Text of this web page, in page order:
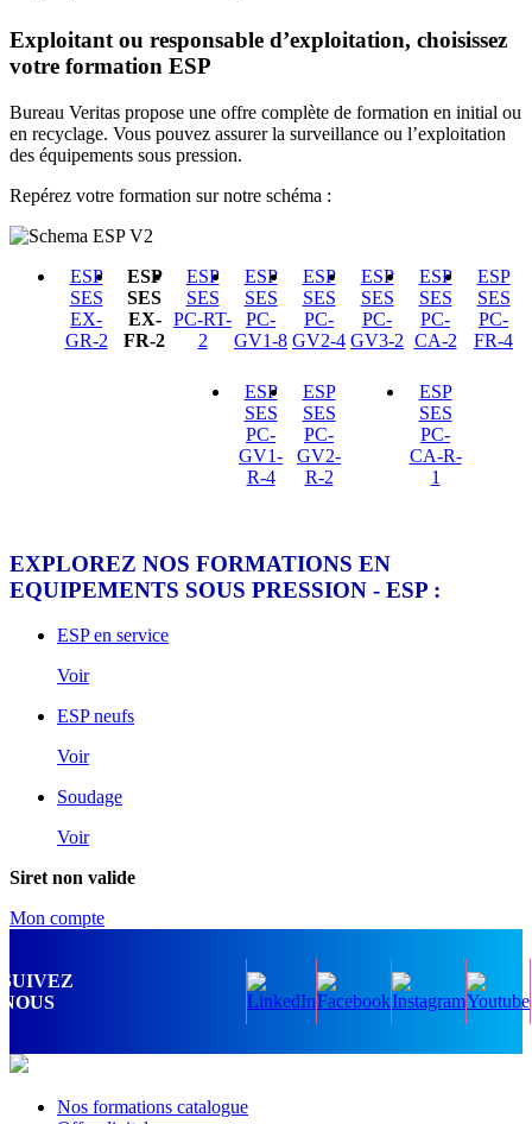
Exploitant ou responsable d’exploitation, choisissez
votre formation ESP
Bureau Veritas propose une offre complète de formation en initial ou
en recyclage. Vous pouvez assurer la surveillance ou l’exploitation
des équipements sous pression.
Repérez votre formation sur notre schéma :
ESP
SES
EX-
GR-2
ESP
SES
EX-
FR-2
ESP
SES
PC-RT-
2
ESP
SES
PC-
GV1-8
ESP
SES
PC-
GV2-4
ESP
SES
PC-
GV3-2
ESP
SES
PC-
CA-2
ESP
SES
PC-
FR-4
ESP
SES
PC-
GV1-
R-4
ESP
SES
PC-
GV2-
R-2
ESP
SES
PC-
CA-R-
1
EXPLOREZ NOS FORMATIONS EN
EQUIPEMENTS SOUS PRESSION - ESP :
ESP en service
Voir
ESP neufs
Voir
Soudage
Voir
Siret non valide
Mon compte
SUIVEZ
NOUS
Nos formations catalogue